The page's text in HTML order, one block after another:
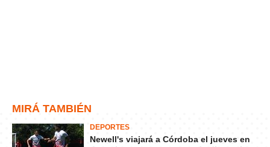
MIRÁ TAMBIÉN
DEPORTES
Newell's viajará a Córdoba el jueves en